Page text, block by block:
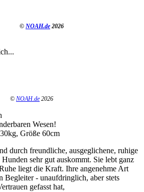
© NOAH.de 2026
© NOAH.de 2026
Wesen!
Größe 60cm
durch freundliche, ausgeglichene, ruhige
sehr gut auskommt. Sie lebt ganz
liegt die Kraft. Ihre angenehme Art
Begleiter - unaufdringlich, aber stets
gefasst hat,